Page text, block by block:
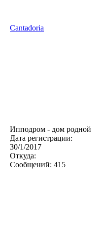
Cantadoria
Ипподром - дом родной
Дата регистрации:
30/1/2017
Откуда:
Сообщений: 415